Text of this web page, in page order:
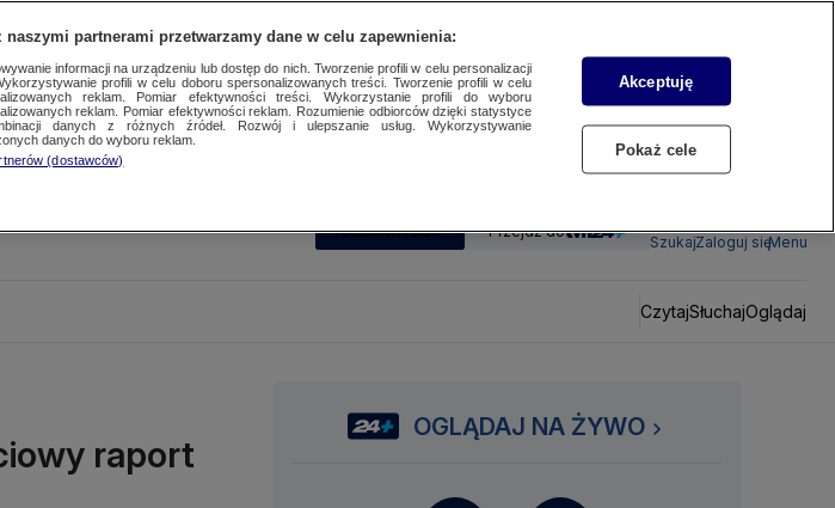
SUBSKRYBUJ Przejdź do
SzukajZaloguj sięMenu
CzytajSłuchajOglądaj
raport
OGLĄDAJ NA ŻYWO
naszymi partnerami przetwarzamy dane w celu zapewnienia:
informacji na urządzeniu lub dostęp do nich. Tworzenie profili w celu personalizacji
profili w celu doboru spersonalizowanych treści. Tworzenie profili w celu
reklam. Pomiar efektywności treści. Wykorzystanie profili do wyboru
reklam. Pomiar efektywności reklam. Rozumienie odbiorców dzięki statystyce
danych z różnych źródeł. Rozwój i ulepszanie usług. Wykorzystywanie
danych do wyboru reklam.
(dostawców)
Akceptuję
Pokaż cele